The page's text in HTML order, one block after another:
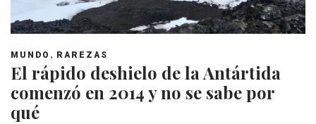
MUNDO , RAREZAS
El rápido deshielo de la Antártida
comenzó en 2014 y no se sabe por
qué